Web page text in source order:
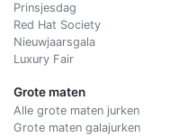
Prinsjesdag
Red Hat Society
Nieuwjaarsgala
Luxury Fair
Grote maten
Alle grote maten jurken
Grote maten galajurken